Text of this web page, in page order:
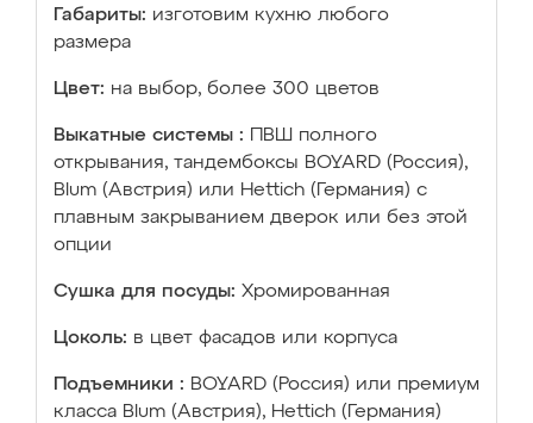
Габариты: изготовим кухню любого
размера
Цвет: на выбор, более 300 цветов
Выкатные системы :
ПВШ полного
открывания, тандембоксы BOYARD (Россия),
Blum (Австрия) или Hettich (Германия) с
плавным закрыванием дверок или без этой
опции
Сушка для посуды: Хромированная
Цоколь: в цвет фасадов или корпуса
Подъемники : BOYARD (Россия) или премиум
класса Blum (Австрия), Hettich (Германия)